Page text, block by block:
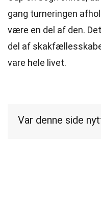
gang turneringen
være en del af den.
del af
vare hele livet.
Var denne side